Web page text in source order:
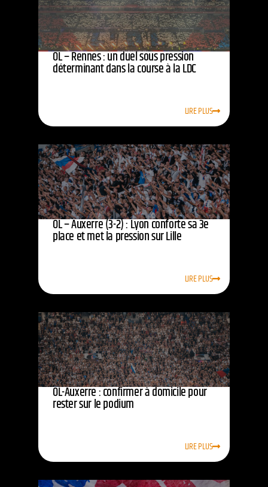
OL – Rennes : un duel sous pression
déterminant dans la course à la LDC
LIRE PLUS
OL – Auxerre (3-2) : Lyon conforte sa 3e
place et met la pression sur Lille
LIRE PLUS
OL-Auxerre : confirmer à domicile pour
rester sur le podium
LIRE PLUS